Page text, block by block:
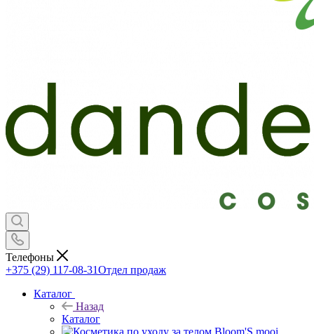
Телефоны
+375 (29) 117-08-31Отдел продаж
Каталог
Назад
Каталог